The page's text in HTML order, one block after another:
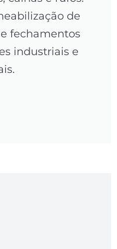
de
fechamentos
industriais e